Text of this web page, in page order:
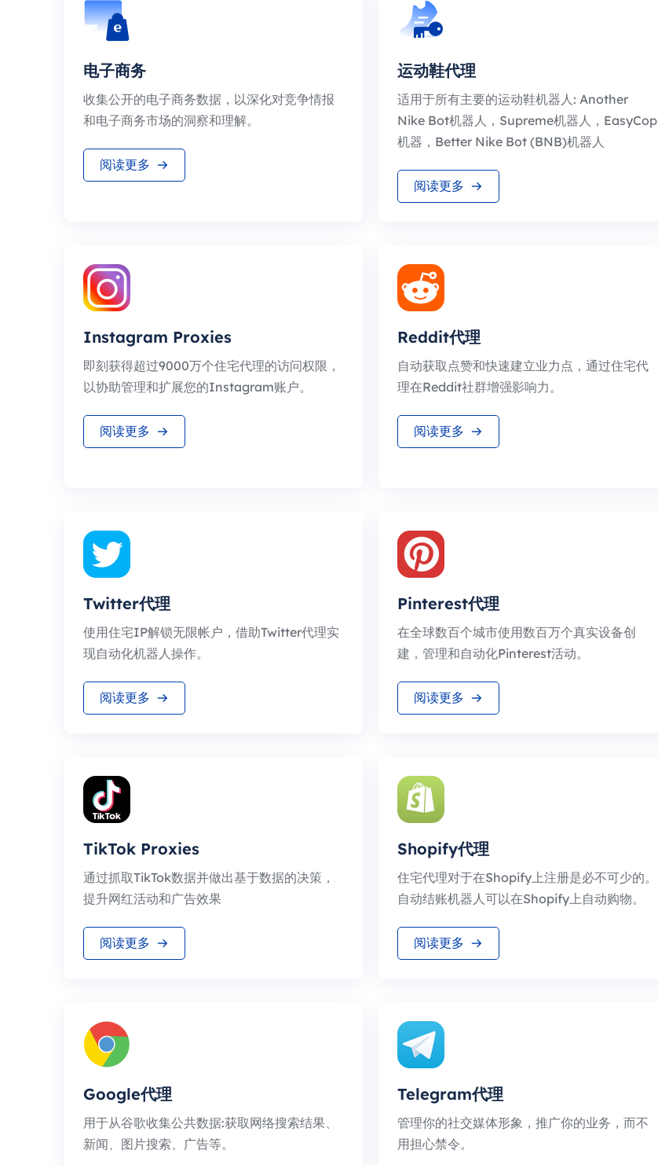
电子商务
收集公开的电子商务数据，以深化对竞争情报
和电子商务市场的洞察和理解。
阅读更多
运动鞋代理
适用于所有主要的运动鞋机器人: Another
Nike Bot机器人，Supreme机器人，EasyCop
机器，Better Nike Bot (BNB)机器人
阅读更多
Instagram Proxies
即刻获得超过9000万个住宅代理的访问权限，
以协助管理和扩展您的Instagram账户。
阅读更多
Reddit代理
自动获取点赞和快速建立业力点，通过住宅代
理在Reddit社群增强影响力。
阅读更多
Twitter代理
使用住宅IP解锁无限帐户，借助Twitter代理实
现自动化机器人操作。
阅读更多
Pinterest代理
在全球数百个城市使用数百万个真实设备创
建，管理和自动化Pinterest活动。
阅读更多
TikTok Proxies
通过抓取TikTok数据并做出基于数据的决策，
提升网红活动和广告效果
阅读更多
Shopify代理
住宅代理对于在Shopify上注册是必不可少的。
自动结账机器人可以在Shopify上自动购物。
阅读更多
Google代理
用于从谷歌收集公共数据:获取网络搜索结果、
新闻、图片搜索、广告等。
Telegram代理
管理你的社交媒体形象，推广你的业务，而不
用担心禁令。